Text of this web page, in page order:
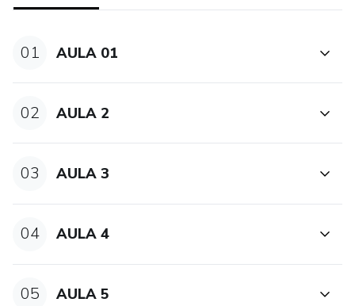
01 AULA 01
02 AULA 2
03 AULA 3
04 AULA 4
05 AULA 5